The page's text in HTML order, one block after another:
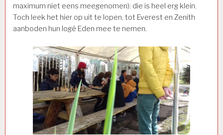
maximum niet eens meegenomen): die is heel erg klein.
Toch leek het hier op uit te lopen, tot Everest en Zenith
aanboden hun logé Eden mee te nemen.